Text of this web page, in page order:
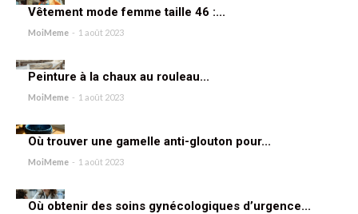
Vêtement mode femme taille 46 :...
MoiMeme - 1 août 2023
Peinture à la chaux au rouleau...
MoiMeme - 1 août 2023
Où trouver une gamelle anti-glouton pour...
MoiMeme - 1 août 2023
Où obtenir des soins gynécologiques d’urgence...